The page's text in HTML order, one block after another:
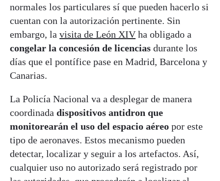
normales los particulares sí que pueden hacerlo si
cuentan con la autorización pertinente. Sin
embargo, la visita de León XIVha obligado a
congelar la concesión de licencias durante los
días que el pontífice pase en Madrid, Barcelona y
Canarias.
La Policía Nacional va a desplegar de manera
coordinada dispositivos antidron que
monitorearán el uso del espacio aéreo por este
tipo de aeronaves. Estos mecanismo pueden
detectar, localizar y seguir a los artefactos. Así,
cualquier uso no autorizado será registrado por